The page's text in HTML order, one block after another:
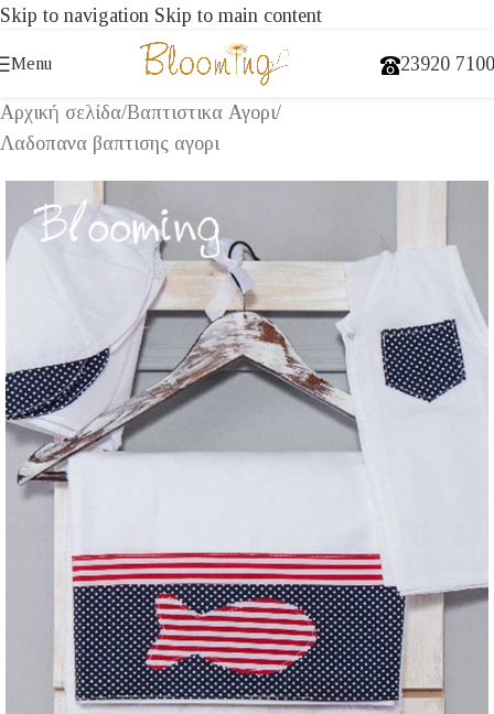
Skip to navigation Skip to main content
Menu 23920
Αρχική σελίδα/Βαπτιστικα Αγορι/
Λαδοπανα βαπτισης αγορι